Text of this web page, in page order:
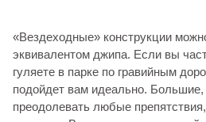
«Вездеходные» конструкции
эквивалентом джипа. Если вы
гуляете в парке по гравийным
подойдет вам идеально.
преодолевать любые